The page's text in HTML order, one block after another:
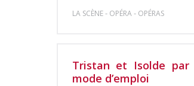
LA SCÈNE- OPÉRA- OPÉRAS
Tristan et Isolde par
mode d’emploi